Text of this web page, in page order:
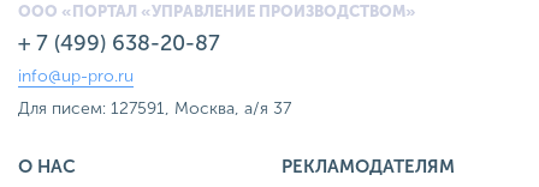
ООО «ПОРТАЛ «УПРАВЛЕНИЕ ПРОИЗВОДСТВОМ»
+ 7 (499) 638-20-87
info@up-pro.ru
Для писем: 127591, Москва, а/я 37
О НАС
РЕКЛАМОДАТЕЛЯМ